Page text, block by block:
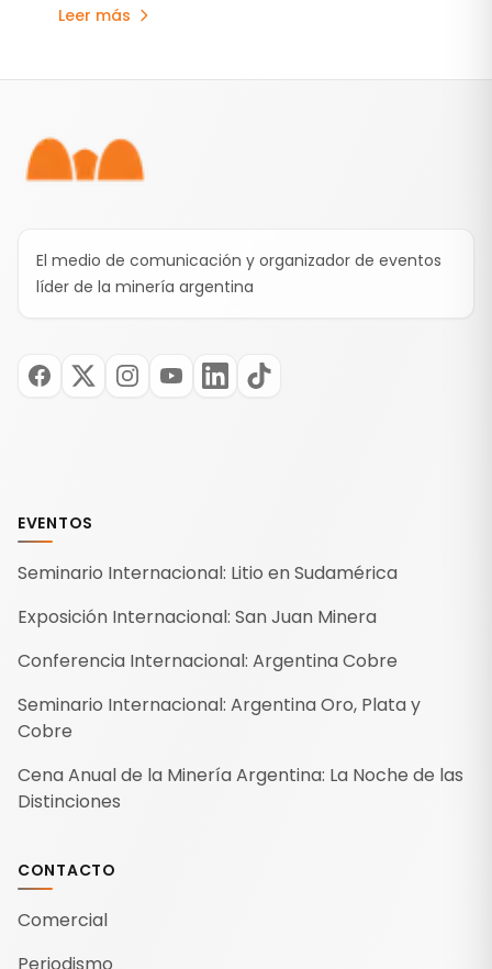
minería metalífera en Mendoza y el proyecto
Leer más
El medio de comunicación y organizador de eventos
líder de la minería argentina
EVENTOS
Seminario Internacional: Litio en Sudamérica
Exposición Internacional: San Juan Minera
Conferencia Internacional: Argentina Cobre
Seminario Internacional: Argentina Oro, Plata y
Cobre
Cena Anual de la Minería Argentina: La Noche de las
Distinciones
CONTACTO
Comercial